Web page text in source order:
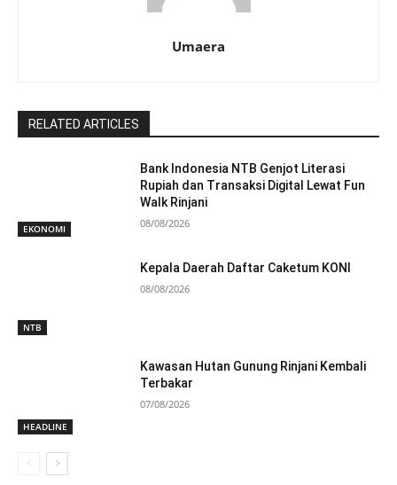
Umaera
RELATED ARTICLES
EKONOMI
Bank Indonesia NTB Genjot Literasi
Rupiah dan Transaksi Digital Lewat Fun
Walk Rinjani
08/08/2026
NTB
Kepala Daerah Daftar Caketum KONI
08/08/2026
HEADLINE
Kawasan Hutan Gunung Rinjani Kembali
Terbakar
07/08/2026